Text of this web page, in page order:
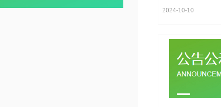
2024-10-10